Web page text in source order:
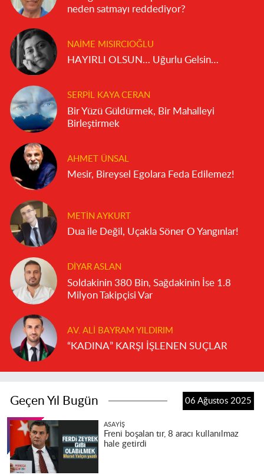
neden satmayı reddediyor?
NAIME MISIRCIOĞLU
HAYIRLI OLSUN… Uğurlu Gelsin…
SERPIL KAYA CERAN
Bir Yüzü Güldürmek, Bir Mahalleyi
Birleştirmek
AHMET ÜNSAL
Mesir, Bireysel Egolara Feda Edilemez!
METIN AYKURT
Dua ile Değil, Uçakla Söner O Yangınlar!
DIYAR ASLAN
Soldakinin 380 Bin, Sağdakinin İse 1.8
Milyon Takipçisi Var
AV. ALI BAYRAM YILDIRIM
“KADINA” KARŞI İŞLENEN SUÇLAR
Geçen Yıl Bugün 06 Ağustos 2025
ASAYIŞ
Freni boşalan tır, 8 aracı kullanılmaz
hale getirdi